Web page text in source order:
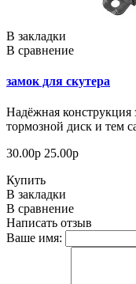
В закладки
В сравнение
замок для скутера
Надёжная конструкция
тормозной диск и тем
30.00р 25.00р
Купить
В закладки
В сравнение
Написать отзыв
Ваше имя: